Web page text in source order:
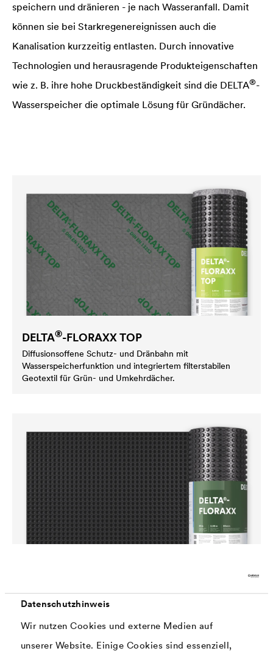
Datenschutzhinweis
Wir nutzen Cookies und externe Medien auf
unserer Website. Einige Cookies sind essenziell,
speichern und dränieren - je nach Wasseranfall. Damit
können sie bei Starkregenereignissen auch die
Kanalisation kurzzeitig entlasten. Durch innovative
Technologien und herausragende Produkteigenschaften
wie z. B. ihre hohe Druckbeständigkeit sind die DELTA®-
Wasserspeicher die optimale Lösung für Gründächer.
DELTA®-FLORAXX TOP
Diffusionsoffene Schutz- und Dränbahn mit
Wasserspeicherfunktion und integriertem filterstabilen
Geotextil für Grün- und Umkehrdächer.
Diffusionsoffene Schutz- und Dränbahn mit
Wasserspeicherfunktion für Grün- und Umkehrdächer.